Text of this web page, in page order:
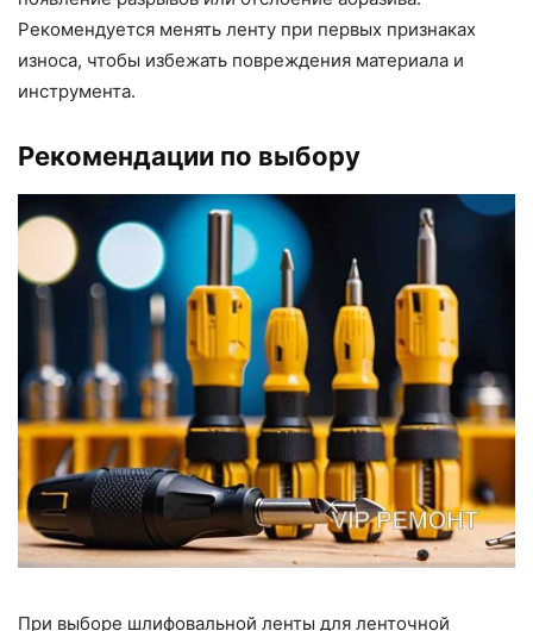
Рекомендуется менять ленту при первых признаках
износа, чтобы избежать повреждения материала и
инструмента.
Рекомендации по выбору
При выборе шлифовальной ленты для ленточной